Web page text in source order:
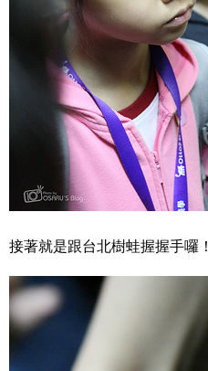
接著就是跟台北樹蛙握握手囉！